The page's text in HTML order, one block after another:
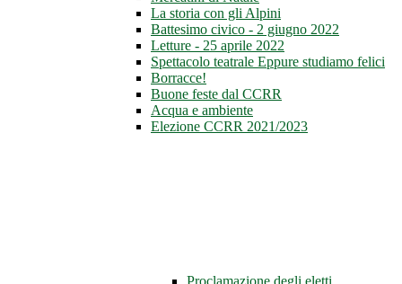
La storia con gli Alpini
Battesimo civico - 2 giugno 2022
Letture - 25 aprile 2022
Spettacolo teatrale Eppure studiamo felici
Borracce!
Buone feste dal CCRR
Acqua e ambiente
Elezione CCRR 2021/2023